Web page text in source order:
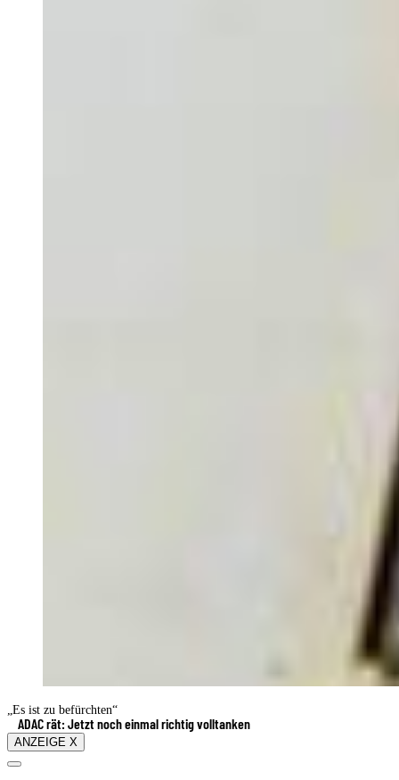
„Es ist zu befürchten“
ADAC rät: Jetzt noch einmal richtig volltanken
ANZEIGE X